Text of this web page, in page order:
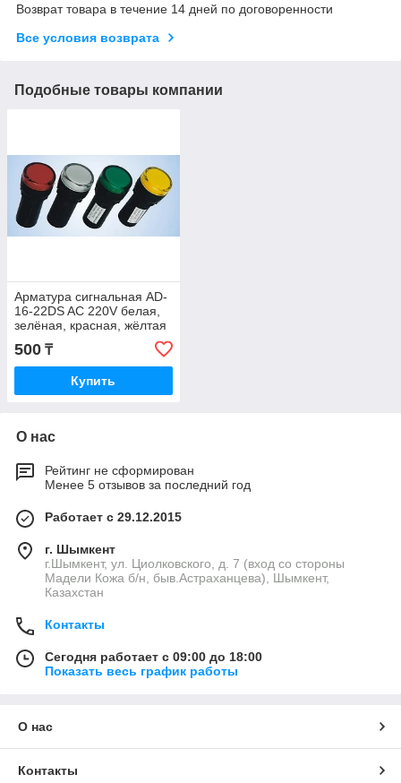
Возврат товара в течение 14 дней по договоренности
Все условия возврата
Подобные товары компании
Арматура сигнальная AD-
16-22DS AC 220V белая,
зелёная, красная, жёлтая
500 ₸
Купить
О нас
Рейтинг не сформирован
Менее 5 отзывов за последний год
Работает с 29.12.2015
г. Шымкент
г.Шымкент, ул. Циолковского, д. 7 (вход со стороны
Мадели Кожа б/н, быв.Астраханцева), Шымкент,
Казахстан
Контакты
Сегодня работает с 09:00 до 18:00
Показать весь график работы
О нас
Контакты